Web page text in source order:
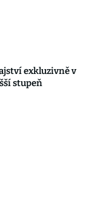
exkluzivně v
stupeň